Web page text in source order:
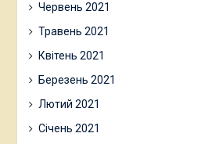
Червень 2021
Травень 2021
Квітень 2021
Березень 2021
Лютий 2021
Січень 2021